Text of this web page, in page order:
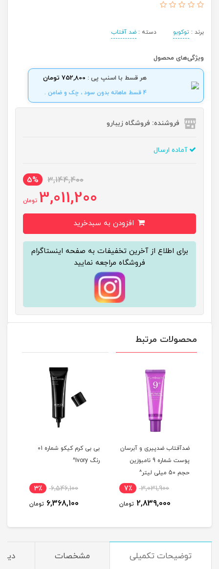
برند : توکوبو دسته : ضد آفتاب
ویژگی‌های محصول
هر قسط با اسنپ پی : 752,800 تومان
4 قسط ماهانه بدون سود ، چک و ضامن .
فروشنده: فروشگاه زیبارو
آماده ارسال
3,144,400
5%
3,011,200 تومان
برای اطلاع از آخرین تخفیفات به صفحه اینستاگرام
فروشگاه مراجعه نمایید
محصولات مرتبط
ضدآفتاب ضدپیری و آبرسان
پوست شماره 9 نامبوزین
حجم 50 میلی لیتر^
3,031,900 7٪
2,839,000 تومان
بی بی کرم کیکو شماره 01
رنگ Ivory^
6,546,100 3٪
6,368,100 تومان
توضیحات تکمیلی مشخصات